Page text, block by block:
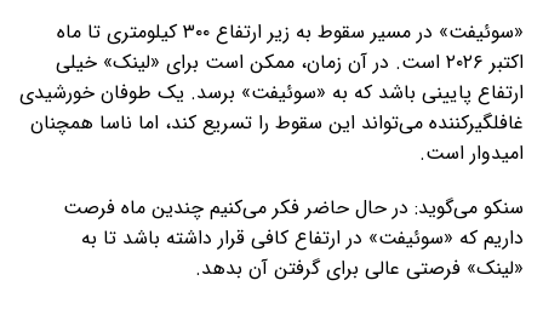
«سوئیفت» در مسیر سقوط به زیر ارتفاع ۳۰۰ کیلومتری تا ماه
اکتبر ۲۰۲۶ است. در آن زمان، ممکن است برای «لینک» خیلی
ارتفاع پایینی باشد که به «سوئیفت» برسد. یک طوفان خورشیدی
غافلگیرکننده می‌تواند این سقوط را تسریع کند، اما ناسا همچنان
امیدوار است.
سنکو می‌گوید: در حال حاضر فکر می‌کنیم چندین ماه فرصت
داریم که «سوئیفت» در ارتفاع کافی قرار داشته باشد تا به
«لینک» فرصتی عالی برای گرفتن آن بدهد.